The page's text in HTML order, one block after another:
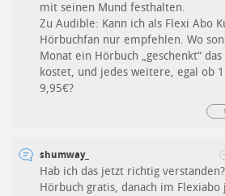
mit seinen Mund festhalten.
Zu Audible: Kann ich als Flexi Abo
Hörbuchfan nur empfehlen. Wo
Monat ein Hörbuch „geschenkt“
kostet, und jedes weitere, egal ob
9,95€?
shumway_
Hab ich das jetzt richtig
Hörbuch gratis, danach im